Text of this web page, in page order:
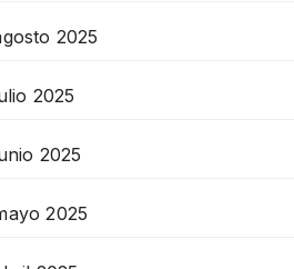
2025
2025
2025
2025